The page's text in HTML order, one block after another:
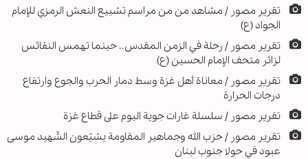
تقرير مصور / مشاهد من من مراسم تشييع النعش الرمزي للإمام
الجواد (ع)
تقرير مصور / رحلة في الزمن المقدس.. حينما تهمس النفائس
لزائر متحف الإمام الحسين (ع)
تقرير مصور / معاناة أهل غزة وسط دمار الحرب والجوع وارتفاع
درجات الحرارة
تقرير مصور / سلسلة غارات جوية اليوم على قطاع غزة
تقرير مصور / حزب الله وجماهير المقاومة يشيّعون الشّهيد موسى
عبود في حولا جنوب لبنان